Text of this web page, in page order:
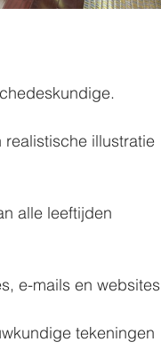
illustratie
alle leeftijden
e-mails en websites
tekeningen